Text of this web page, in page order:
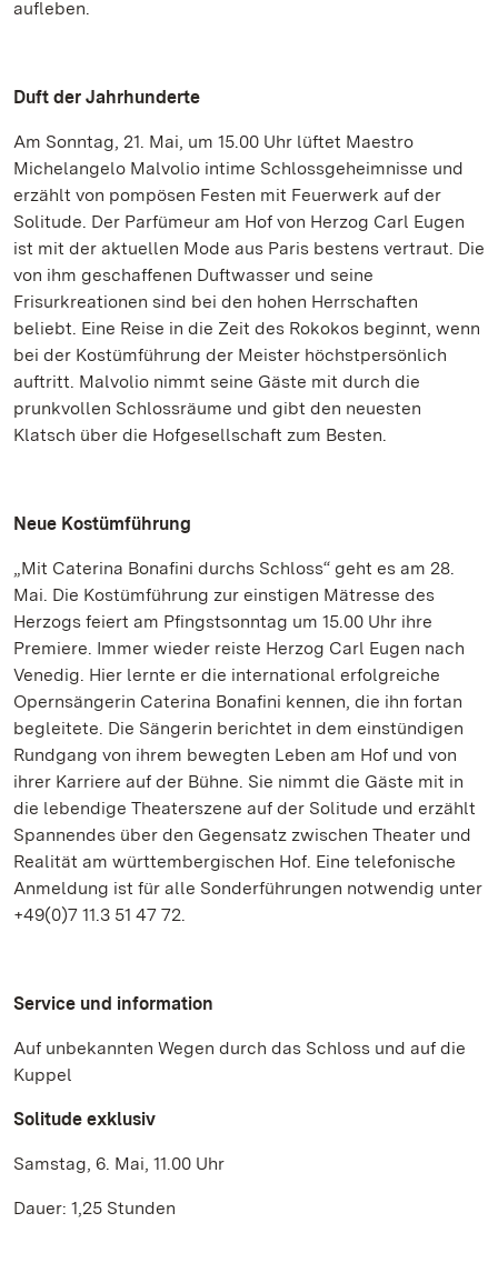
aufleben.
Duft der Jahrhunderte
Am Sonntag, 21. Mai, um 15.00 Uhr lüftet Maestro
Michelangelo Malvolio intime Schlossgeheimnisse und
erzählt von pompösen Festen mit Feuerwerk auf der
Solitude. Der Parfümeur am Hof von Herzog Carl Eugen
ist mit der aktuellen Mode aus Paris bestens vertraut. Die
von ihm geschaffenen Duftwasser und seine
Frisurkreationen sind bei den hohen Herrschaften
beliebt. Eine Reise in die Zeit des Rokokos beginnt, wenn
bei der Kostümführung der Meister höchstpersönlich
auftritt. Malvolio nimmt seine Gäste mit durch die
prunkvollen Schlossräume und gibt den neuesten
Klatsch über die Hofgesellschaft zum Besten.
Neue Kostümführung
„Mit Caterina Bonafini durchs Schloss“ geht es am 28.
Mai. Die Kostümführung zur einstigen Mätresse des
Herzogs feiert am Pfingstsonntag um 15.00 Uhr ihre
Premiere. Immer wieder reiste Herzog Carl Eugen nach
Venedig. Hier lernte er die international erfolgreiche
Opernsängerin Caterina Bonafini kennen, die ihn fortan
begleitete. Die Sängerin berichtet in dem einstündigen
Rundgang von ihrem bewegten Leben am Hof und von
ihrer Karriere auf der Bühne. Sie nimmt die Gäste mit in
die lebendige Theaterszene auf der Solitude und erzählt
Spannendes über den Gegensatz zwischen Theater und
Realität am württembergischen Hof. Eine telefonische
Anmeldung ist für alle Sonderführungen notwendig unter
+49(0)7 11.3 51 47 72.
Service und information
Auf unbekannten Wegen durch das Schloss und auf die
Kuppel
Solitude exklusiv
Samstag, 6. Mai, 11.00 Uhr
Dauer: 1,25 Stunden